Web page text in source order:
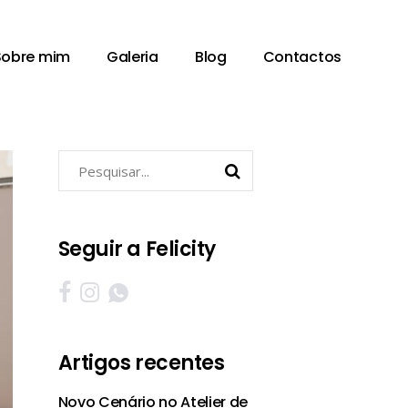
mim Galeria Blog Contactos
Seguir a Felicity
Artigos recentes
Novo Cenário no Atelier de